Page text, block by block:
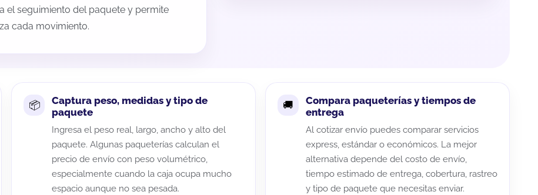
el seguimiento del paquete y permite
cada movimiento.
Captura peso, medidas y tipo de
paquete
Ingresa el peso real, largo, ancho y alto del
paquete. Algunas paqueterías calculan el
precio de envío con peso volumétrico,
especialmente cuando la caja ocupa mucho
espacio aunque no sea pesada.
Compara paqueterías y tiempos de
entrega
Al cotizar envío puedes comparar servicios
express, estándar o económicos. La mejor
alternativa depende del costo de envío,
tiempo estimado de entrega, cobertura, rastreo
y tipo de paquete que necesitas enviar.